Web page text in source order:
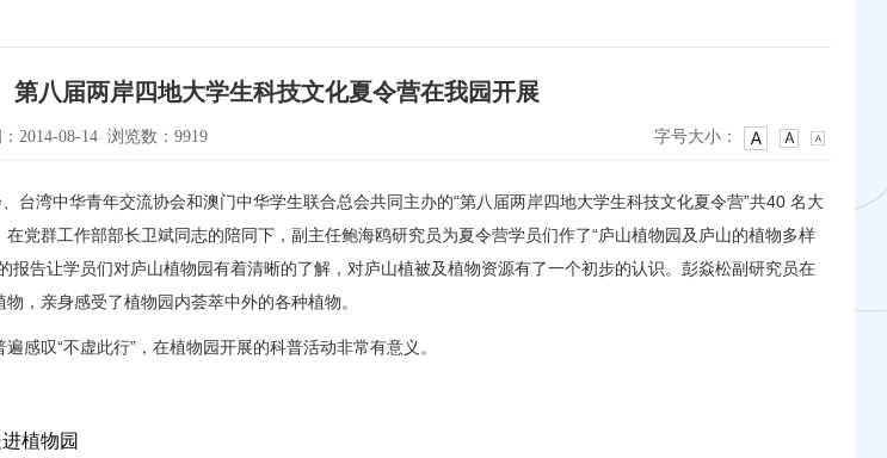
第八届两岸四地大学生科技文化夏令营在我园开展
2014-08-14 浏览数：9919 字号大小：
台湾中华青年交流协会和澳门中华学生联合总会共同主办的“第八届两岸四地大学生科技文化夏令营”共40 名大
党群工作部部长卫斌同志的陪同下，副主任鲍海鸥研究员为夏令营学员们作了“庐山植物园及庐山的植物多样
报告让学员们对庐山植物园有着清晰的了解，对庐山植被及植物资源有了一个初步的认识。彭焱松副研究员在
，亲身感受了植物园内荟萃中外的各种植物。
感叹“不虚此行”，在植物园开展的科普活动非常有意义。
植物园